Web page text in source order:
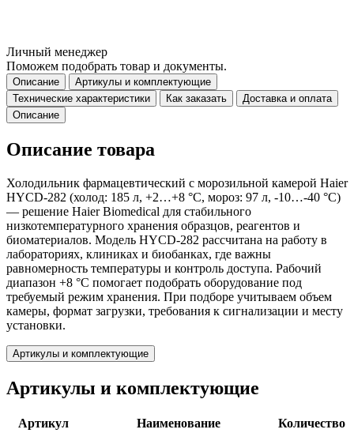
Личный менеджер
Поможем подобрать товар и документы.
Описание
Артикулы и комплектующие
Технические характеристики
Как заказать
Доставка и оплата
Описание
Описание товара
Холодильник фармацевтический с морозильной камерой Haier
HYCD-282 (холод: 185 л, +2…+8 °C, мороз: 97 л, -10…-40 °C)
— решение Haier Biomedical для стабильного
низкотемпературного хранения образцов, реагентов и
биоматериалов. Модель HYCD-282 рассчитана на работу в
лабораториях, клиниках и биобанках, где важны
равномерность температуры и контроль доступа. Рабочий
диапазон +8 °C помогает подобрать оборудование под
требуемый режим хранения. При подборе учитываем объем
камеры, формат загрузки, требования к сигнализации и месту
установки.
Артикулы и комплектующие
Артикулы и комплектующие
Артикул Наименование Количество